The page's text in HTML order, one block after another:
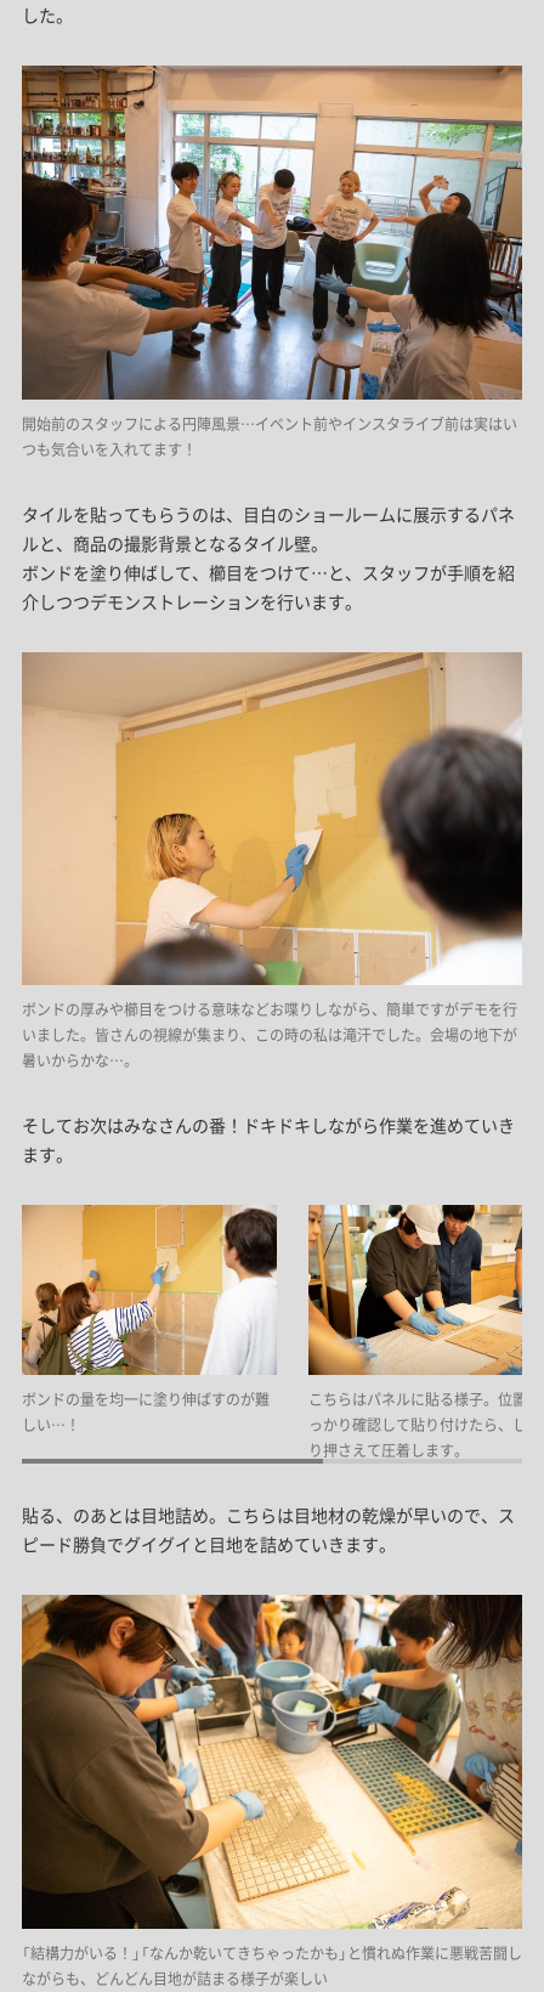
した。
開始前のスタッフによる円陣風景…イベント前やインスタライブ前は実はい
つも気合いを入れてます！
タイルを貼ってもらうのは、目白のショールームに展示するパネ
ルと、商品の撮影背景となるタイル壁。
ボンドを塗り伸ばして、櫛目をつけて…と、スタッフが手順を紹
介しつつデモンストレーションを行います。
ボンドの厚みや櫛目をつける意味などお喋りしながら、簡単ですがデモを行
いました。皆さんの視線が集まり、この時の私は滝汗でした。会場の地下が
暑いからかな…。
そしてお次はみなさんの番！ドキドキしながら作業を進めていき
ます。
ボンドの量を均一に塗り伸ばすのが難
しい…！
こちらはパネルに貼る様子。位置
っかり確認して貼り付けたら、し
り押さえて圧着します。
貼る、のあとは目地詰め。こちらは目地材の乾燥が早いので、ス
ピード勝負でグイグイと目地を詰めていきます。
「結構力がいる！」「なんか乾いてきちゃったかも」と慣れぬ作業に悪戦苦闘し
ながらも、どんどん目地が詰まる様子が楽しい